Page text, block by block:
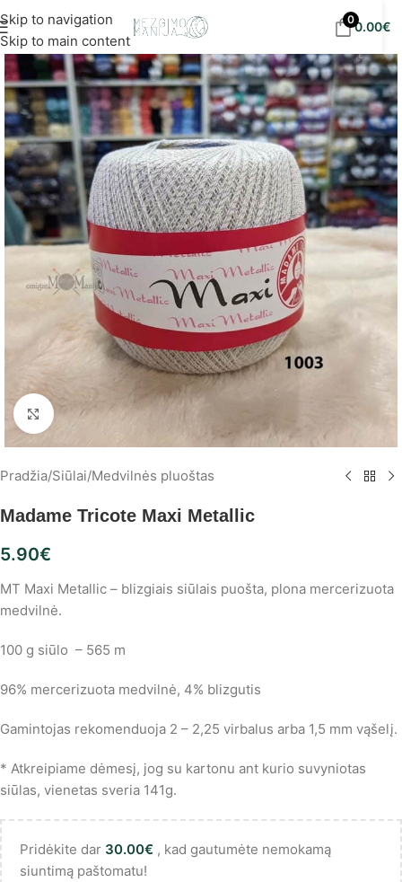
Skip to navigation
Skip to main content
eur!
00.00€
Spustelėkite, norėdami padidinti
Pradžia/Siūlai/Medvilnės pluoštas
Madame Tricote Maxi Metallic
5.90€
MT Maxi Metallic – blizgiais siūlais puošta, plona mercerizuota
medvilnė.
100 g siūlo – 565 m
96% mercerizuota medvilnė, 4% blizgutis
Gamintojas rekomenduoja 2 – 2,25 virbalus arba 1,5 mm vąšelį.
* Atkreipiame dėmesį, jog su kartonu ant kurio suvyniotas
siūlas, vienetas sveria 141g.
Pridėkite dar 30.00€ , kad gautumėte nemokamą
siuntimą paštomatu!